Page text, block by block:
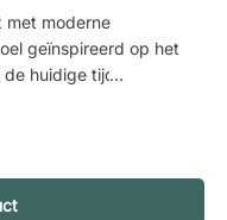
met moderne
geïnspireerd op het
huidige tijd. Hij past
Dankzij de lichte
Wanneer je
op elkaar stapelen.
Gemaakt van